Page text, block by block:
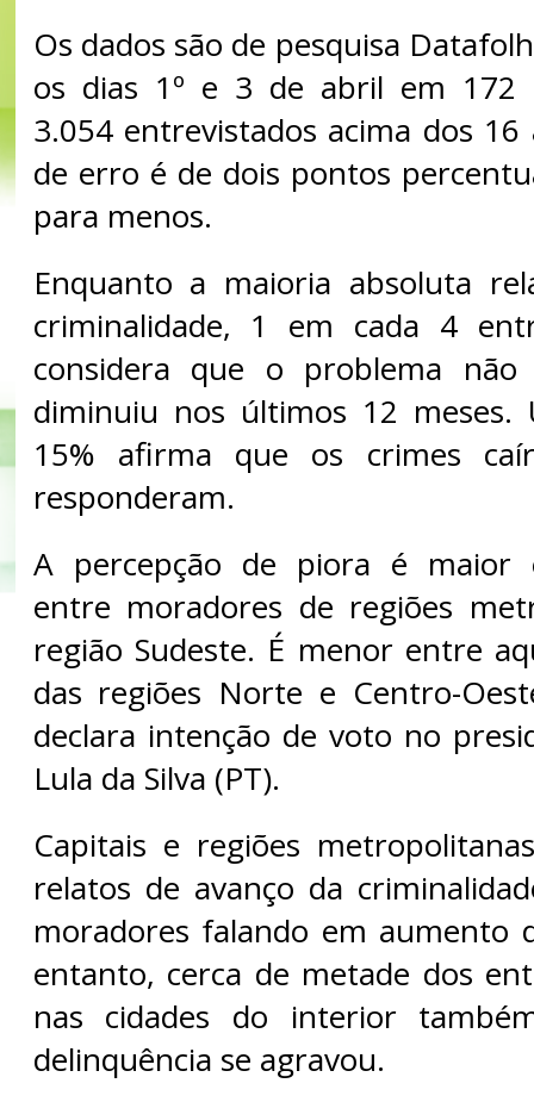
Os dados são de pesquisa
os dias 1º e 3 de abril em 172
3.054 entrevistados acima dos
de erro é de dois pontos
para menos.
Enquanto a maioria absoluta
criminalidade, 1 em cada 4
considera que o problema
diminuiu nos últimos 12 meses.
15% afirma que os crimes
responderam.
A percepção de piora é maior
entre moradores de regiões
região Sudeste. É menor entre
das regiões Norte e Centro-
declara intenção de voto no
Lula da Silva (PT).
Capitais e regiões
relatos de avanço da
moradores falando em aumento
entanto, cerca de metade dos
nas cidades do interior
delinquência se agravou.